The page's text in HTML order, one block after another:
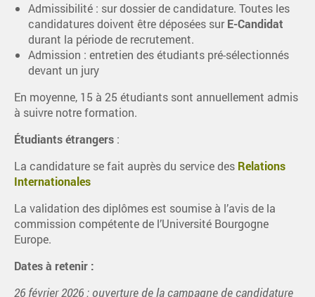
Admissibilité : sur dossier de candidature. Toutes les
candidatures doivent être déposées surE-Candidat
durant la période de recrutement.
Admission : entretien des étudiants pré-sélectionnés
devant un jury
En moyenne, 15 à 25 étudiants sont annuellement admis
à suivre notre formation.
Étudiants étrangers :
La candidature se fait auprès du service des Relations
Internationales
La validation des diplômes est soumise à l’avis de la
commission compétente de l’Université Bourgogne
Europe.
Dates à retenir :
26 février 2026 : ouverture de la campagne de candidature